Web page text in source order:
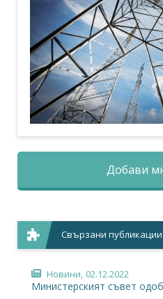
Добави
Свързани публикации
Новини, 02.12.2022
Министерският съвет